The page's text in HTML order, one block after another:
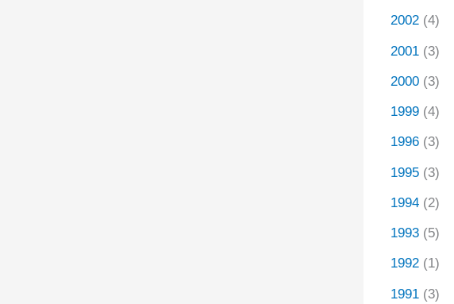
2002 (4)
2001 (3)
2000 (3)
1999 (4)
1996 (3)
1995 (3)
1994 (2)
1993 (5)
1992 (1)
1991 (3)